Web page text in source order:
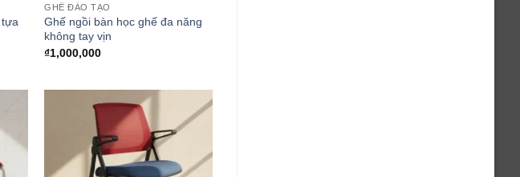
GHẾ ĐÀO TẠO
Ghế ngồi bàn học ghế đa năng
không tay vịn
₫1,000,000